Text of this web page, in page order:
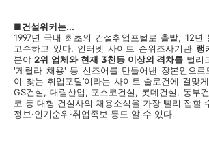
■건설워커는...
1997년 국내 최초의 건설취업포털로 출발, 12년
고수하고 있다. 인터넷 사이트 순위조사기관 랭
분야 2위 업체와 현재 3천등 이상의 격차를 벌리
'게릴라 채용' 등 신조어를 만들어낸 장본인으로
이 찾는 취업포털’이라는 사이트 슬로건에 걸맞
GS건설, 대림산업, 포스코건설, 롯데건설, 동부
코 등 대형 건설사의 채용소식을 가장 빨리 접할
정보·인기순위·취업족보 등도 알 수 있다.